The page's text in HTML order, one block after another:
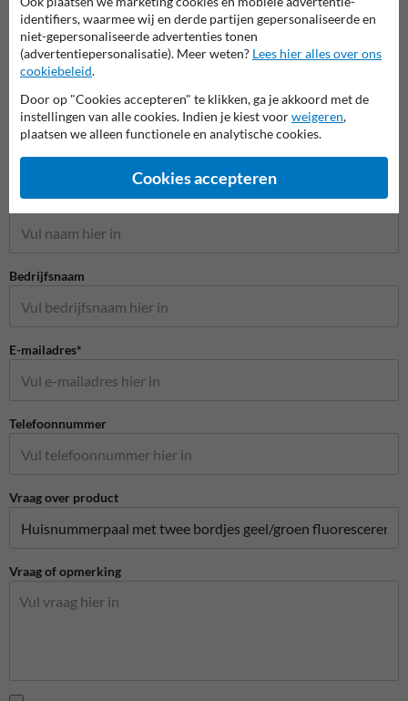
Stel je vraag aan Huisnummerpaal.be
Naam*
Bedrijfsnaam
E-mailadres*
Telefoonnummer
Vraag over product
Vraag of opmerking
identifiers, waarmee wij en derde partijen gepersonaliseerde en
niet-gepersonaliseerde advertenties tonen
(advertentiepersonalisatie). Meer weten? Lees hier alles over ons
cookiebeleid.
Door op "Cookies accepteren" te klikken, ga je akkoord met de
instellingen van alle cookies. Indien je kiest voorweigeren,
plaatsen we alleen functionele en analytische cookies.
Cookies accepteren